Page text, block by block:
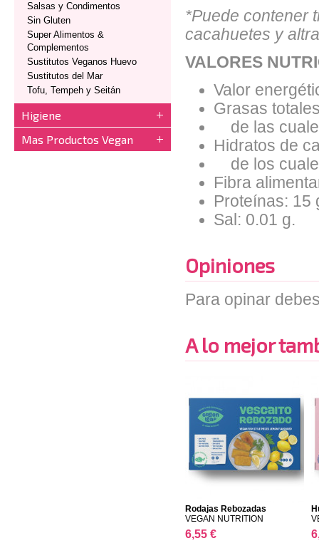
Salsas y Condimentos
Sin Gluten
Super Alimentos &
Complementos
Sustitutos Veganos Huevo
Sustitutos del Mar
Tofu, Tempeh y Seitán
Higiene
Mas Productos Vegan
*Puede contener
cacahuetes y
VALORES
Valor
Grasas
de las
Hidratos de
de los
Fibra
Proteínas: 15
Sal: 0.01 g.
Opiniones
Para opinar
A lo mejor
Rodajas Rebozadas
Pescad...
VEGAN NUTRITION
6,55 €